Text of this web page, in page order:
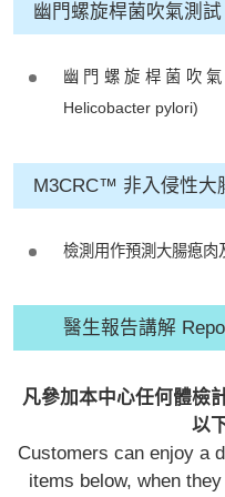
幽門螺旋桿菌吹氣測
幽門螺旋桿菌吹氣
Helicobacter pylori)
M3CRC™ 非入侵性大
檢測用作預測大腸瘜肉
醫生報告講解
凡參加本中心任何體檢
以
Customers can enjoy a
items below, when